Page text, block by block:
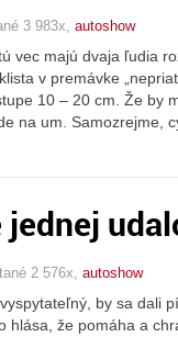
3 983x, autoshow
vec majú dvaja ľudia
v premávke
10 – 20 cm. Že by
na um. Samozrejme,
jednej
2 576x, autoshow
by sa dali
hlása, že pomáha a